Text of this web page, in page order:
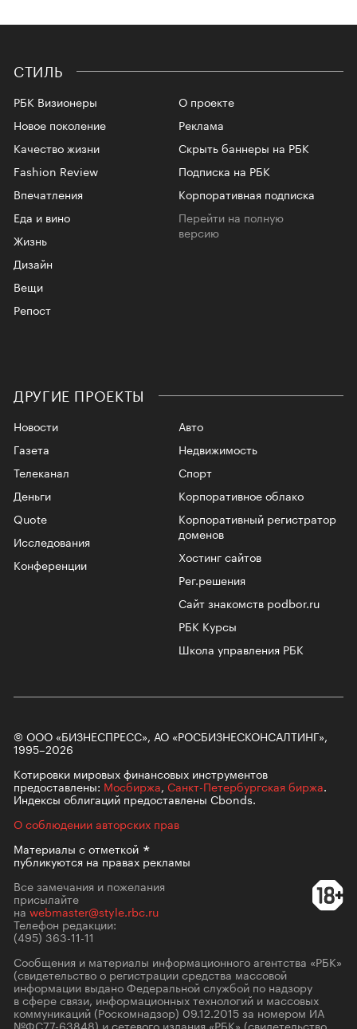
СТИЛЬ
РБК Визионеры
Новое поколение
Качество жизни
Fashion Review
Впечатления
Еда и вино
Жизнь
Дизайн
Вещи
Репост
О проекте
Реклама
Скрыть баннеры на РБК
Подписка на РБК
Корпоративная подписка
Перейти на полную
версию
ДРУГИЕ ПРОЕКТЫ
Новости
Газета
Телеканал
Авто
Недвижимость
Спорт
Корпоративное облако
Корпоративный регистратор
доменов
Хостинг сайтов
Рег.решения
Сайт знакомств podbor.ru
РБК Курсы
Школа управления РБК
Деньги
Quote
Исследования
Конференции
© ООО «БИЗНЕСПРЕСС», АО «РОСБИЗНЕСКОНСАЛТИНГ»,
1995–2026
Котировки мировых финансовых инструментов
предоставлены: Мосбиржа, Санкт-Петербургская биржа.
Индексы облигаций предоставлены Cbonds.
О соблюдении авторских прав
Материалы сотметкой
публикуются на правах рекламы
Все замечания и пожелания
присылайте
на webmaster@style.rbc.ru
Телефон редакции:
(495) 363-11-11
Сообщения и материалы информационного агентства «РБК»
(свидетельство о регистрации средства массовой
информации выдано Федеральной службой по надзору
в сфере связи, информационных технологий и массовых
коммуникаций (Роскомнадзор) 09.12.2015 за номером ИА
№ФС77-63848) и сетевого издания «РБК» (свидетельство